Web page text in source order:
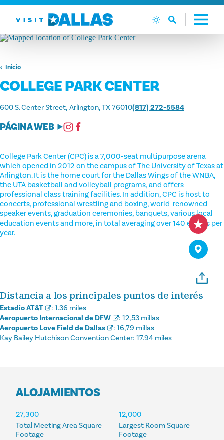
Ir al contenido
Inicio
COLLEGE PARK CENTER
600 S. Center Street Arlington, TX 76010(817) 272-5584
PÁGINA WEB
College Park Center (CPC) is a 7,000-seat multipurpose arena
which opened in 2012 on the campus of The University of Texas at
Arlington. It is the home court for the Dallas Wings of the WNBA,
the UTA basketball and volleyball programs, and offers
professional class training facilities. In addition, CPC is host to
concerts, professional wrestling and boxing, world-renowned
speaker events, graduation ceremonies, banquets, various local
education events and more, in total averaging over 140 events per
year.
Distancia a los principales puntos de interés
Estadio AT&T : 1.36 miles
Aeropuerto Internacional de DFW
: 12,53 millas
Aeropuerto Love Field de Dallas
: 16,79 millas
Kay Bailey Hutchison Convention Center: 17.94 miles
ALOJAMIENTOS
ALOJAMIENTOS
Total Meeting Area Square
Footage
27,300
Largest Room Square
Footage
12,000